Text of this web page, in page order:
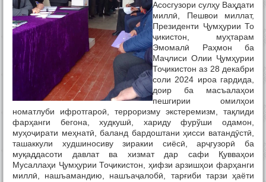
Асосгузори сулҳу Ваҳдати
миллӣ, Пешвои миллат,
Президенти Ҷумҳурии То
ҷикистон, муҳтарам
Эмомалӣ Раҳмон ба
Маҷлиси Олии Ҷумҳурии
Тоҷикистон аз 28 декабри
соли 2024 ироа гардида,
доир ба масъалаҳои
пешгирии омилҳои
номатлуби ифротгароӣ, терроризму экстеремизм, тақлиди
фарҳанги бегона, худкушӣ, хариду фурўши одамон,
муҳоҷирати меҳнатӣ, баланд бардоштани ҳисси ватандӯстӣ,
ташаккули худшиносиву зиракии сиёсӣ, арҷгузорӣ ба
муқаддасоти давлат ва хизмат дар сафи Қувваҳои
Мусаллаҳи Ҷумҳурии Тоҷикистон, ҳифзи арзишҳои фарҳанги
миллӣ, нашъамандию, нашъаҷалобӣ, тарғиби тарзи ҳаёти